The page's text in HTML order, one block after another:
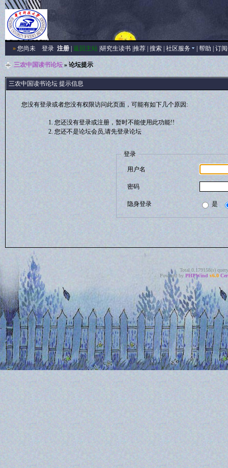
»您尚未 登录 注册| 返回主站| 研究生读书| 推荐| 搜索| 社区服务 帮助 订
三农中国读书论坛» 论坛提示
三农中国读书论坛 提示信息
您没有登录或者您没有权限访问此页面，可能有如下几个原因:
您还没有登录或注册，暂时不能使用此功能!!
您还不是论坛会员,请先登录论坛
登录
用户名
密码
隐身登录 是
Total 0.179158(s)
Powered by PHPWind v6.0